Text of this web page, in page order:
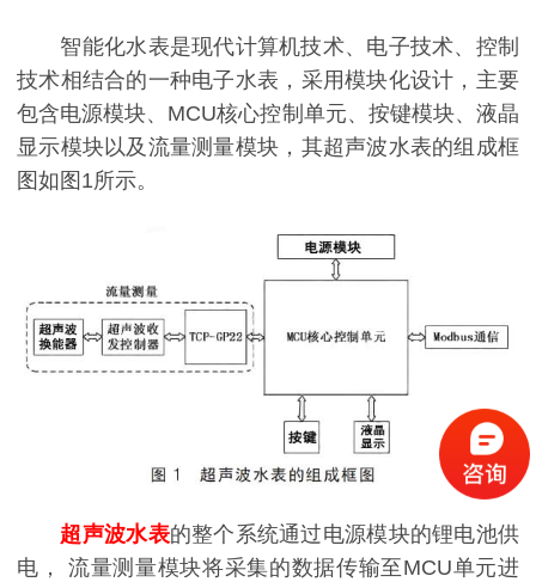
智能化水表是现代计算机技术、电子技术、控制
技术相结合的一种电子水表，采用模块化设计，主要
包含电源模块、MCU核心控制单元、按键模块、液晶
显示模块以及流量测量模块，其超声波水表的组成框
图如图1所示。
超声波水表的整个系统通过电源模块的锂电池供
电， 流量测量模块将采集的数据传输至MCU单元进